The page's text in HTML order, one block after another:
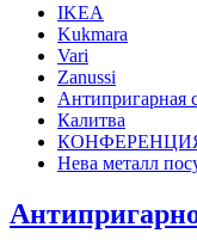
IKEA
Kukmara
Vari
Zanussi
Антипригарная
Калитва
Нева металл